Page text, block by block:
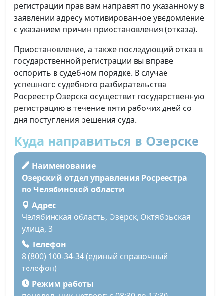
регистрации прав вам направят по указанному в
заявлении адресу мотивированное уведомление
с указанием причин приостановления (отказа).
Приостановление, а также последующий отказ в
государственной регистрации вы вправе
оспорить в судебном порядке. В случае
успешного судебного разбирательства
Росреестр Озерска осуществит государственную
регистрацию в течение пяти рабочих дней со
дня поступления решения суда.
Куда направиться в Озерске
Наименование
Озерский отдел управления Росреестра
по Челябинской области
Адрес
Челябинская область, Озерск, Октябрьская
улица, 3
Телефон
8 (800) 100-34-34 (единый справочный
телефон)
Режим работы